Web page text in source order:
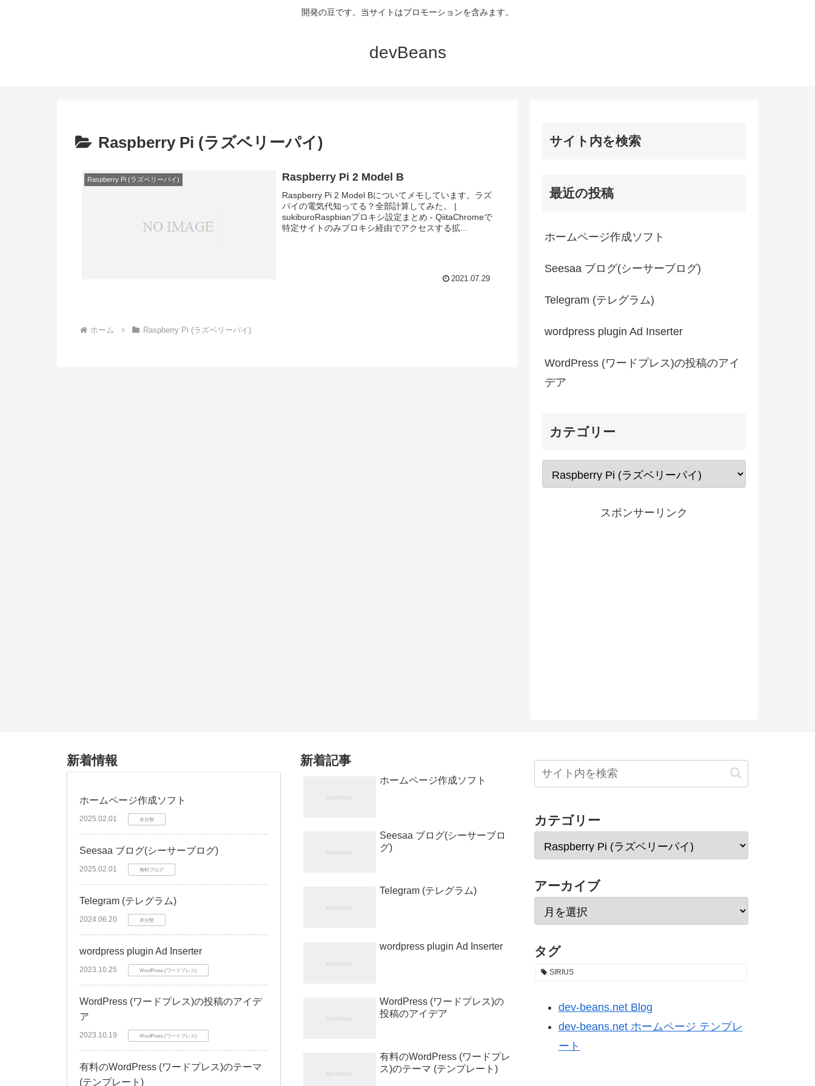
開発の豆です。当サイトはプロモーションを含みます。
devBeans
Raspberry Pi (ラズベリーパイ)
Raspberry Pi (ラズベリーパイ) Raspberry Pi 2 Model B
Raspberry Pi 2 Model Bについてメモしています。ラズ
パイの電気代知ってる？全部計算してみた。 |
sukiburoRaspbianプロキシ設定まとめ - QiitaChromeで
特定サイトのみプロキシ経由でアクセスする拡...
2021.07.29
ホーム Raspberry Pi (ラズベリーパイ)
サイト内を検索
最近の投稿
ホームページ作成ソフト
Seesaa ブログ(シーサーブログ)
Telegram (テレグラム)
wordpress plugin Ad Inserter
WordPress (ワードプレス)の投稿のアイ
デア
カテゴリー
スポンサーリンク
新着情報
ホームページ作成ソフト
2025.02.01 未分類
Seesaa ブログ(シーサーブログ)
2025.02.01 無料ブログ
Telegram (テレグラム)
2024.06.20 未分類
wordpress plugin Ad Inserter
2023.10.25 WordPress (ワードプレス)
WordPress (ワードプレス)の投稿のアイデ
ア
2023.10.19 WordPress (ワードプレス)
有料のWordPress (ワードプレス)のテーマ
(テンプレート)
新着記事
ホームページ作成ソフト
Seesaa ブログ(シーサーブロ
グ)
Telegram (テレグラム)
wordpress plugin Ad Inserter
WordPress (ワードプレス)の
投稿のアイデア
有料のWordPress (ワードプレ
ス)のテーマ (テンプレート)
カテゴリー
アーカイブ
タグ
SIRIUS
dev-beans.net Blog
dev-beans.net ホームページ テンプレ
ート